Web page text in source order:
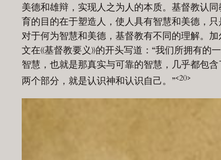
美德和雄辩，实现人之为人的本质。基督教认同
育的目的在于塑造人，使人具有智慧和美德，只
对于何为智慧和美德，基督教有不同的理解。加
文在《基督教要义》的开头写道：“我们所拥有的
智慧，也就是那真实与可靠的智慧，几乎都包含
两个部分，就是认识神和认识自己。”<20>